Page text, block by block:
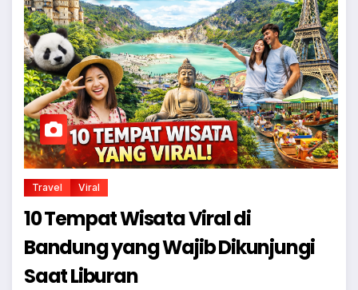
Travel Viral
10 Tempat Wisata Viral di
Bandung yang Wajib Dikunjungi
Saat Liburan